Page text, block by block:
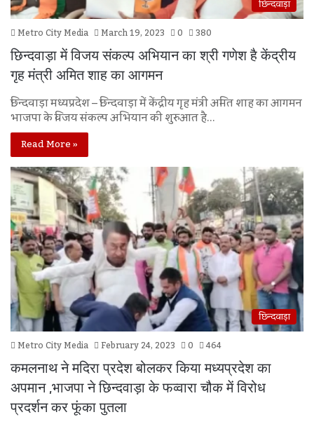
छिन्दवाड़ा
Metro City Media
March 19, 2023 0 380
छिन्दवाड़ा में विजय संकल्प अभियान का श्री गणेश है केंद्रीय
गृह मंत्री अमित शाह का आगमन
छिन्दवाड़ा मध्यप्रदेश – छिन्दवाड़ा में केंद्रीय गृह मंत्री अमित शाह का आगमन
भाजपा के विजय संकल्प अभियान की शुरुआत है…
Read More »
छिन्दवाड़ा
Metro City Media
February 24, 2023 0 464
कमलनाथ ने मदिरा प्रदेश बोलकर किया मध्यप्रदेश का
अपमान ,भाजपा ने छिन्दवाड़ा के फव्वारा चौक में विरोध
प्रदर्शन कर फूंका पुतला